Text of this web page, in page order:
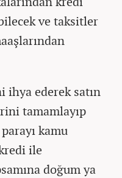
ve taksitler
ihya ederek satın
tamamlayıp
kamu
ile
doğum ya